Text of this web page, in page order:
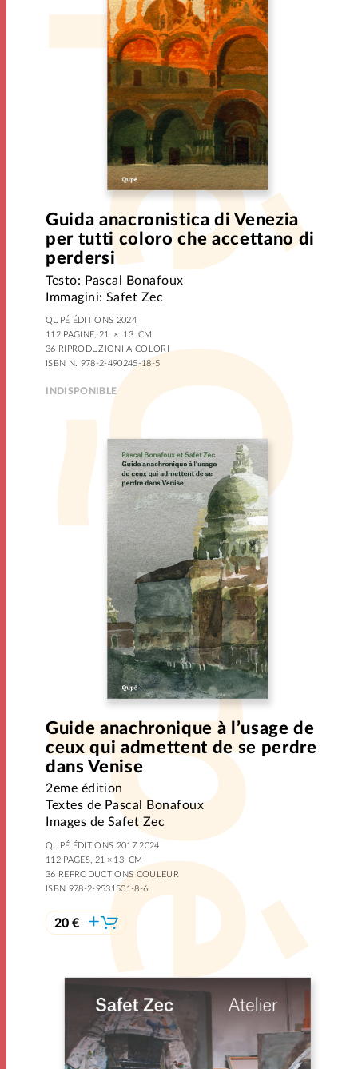
Guida anacronistica di Venezia
per tutti coloro che accettano di
perdersi
Testo: Pascal Bonafoux
Immagini: Safet Zec
QUPÉ ÉDITIONS 2024
112 PAGINE, 21 × 13 CM
36 RIPRODUZIONI A COLORI
ISBN N. 978-2-490245-18-5
INDISPONIBLE
Guide anachronique à l’usage de
ceux qui admettent de se perdre
dans Venise
2eme édition
Textes de Pascal Bonafoux
Images de Safet Zec
QUPÉ ÉDITIONS 2017 2024
112 PAGES, 21 × 13 CM
36 REPRODUCTIONS COULEUR
ISBN 978-2-9531501-8-6
20 €